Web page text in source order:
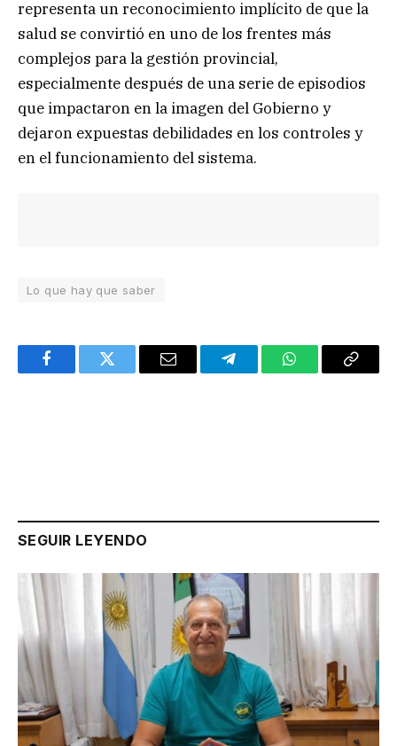
representa un reconocimiento implícito de que la
salud se convirtió en uno de los frentes más
complejos para la gestión provincial,
especialmente después de una serie de episodios
que impactaron en la imagen del Gobierno y
dejaron expuestas debilidades en los controles y
en el funcionamiento del sistema.
Lo que hay que saber
FacebookTwitter Email TelegramWhatsAppCopy
SEGUIR LEYENDO